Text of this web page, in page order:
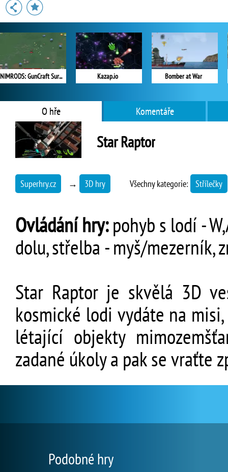
NIMRODS: GunCraft Survivor Kazap.io Bomber at War
O hře Komentáře
Star Raptor
Superhry.cz → 3D hry Všechny kategorie: Střílečky
Ovládání hry:pohyb s lodí -
dolu, střelba - myš/mezerník,
Star Raptor je skvělá 3D
kosmické lodi vydáte na
létající objekty
zadané úkoly a pak se vraťte
Podobné hry